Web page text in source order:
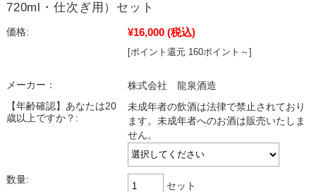
720ml・仕次ぎ用）セット
価格: ¥16,000 (税込)
[ポイント還元 160ポイント～]
メーカー：
株式会社 龍泉酒造
【年齢確認】あなたは20
歳以上ですか？:
未成年者の飲酒は法律で禁止されており
ます。未成年者へのお酒は販売いたしま
せん。
数量:
セット